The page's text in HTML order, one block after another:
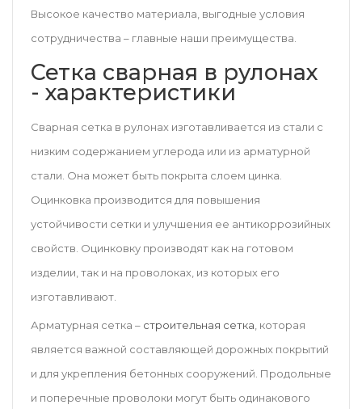
Высокое качество материала, выгодные условия
сотрудничества – главные наши преимущества.
Сетка сварная в рулонах
- характеристики
Сварная сетка в рулонах изготавливается из стали с
низким содержанием углерода или из арматурной
стали. Она может быть покрыта слоем цинка.
Оцинковка производится для повышения
устойчивости сетки и улучшения ее антикоррозийных
свойств. Оцинковку производят как на готовом
изделии, так и на проволоках, из которых его
изготавливают.
Арматурная сетка – строительная сетка, которая
является важной составляющей дорожных покрытий
и для укрепления бетонных сооружений. Продольные
и поперечные проволоки могут быть одинакового